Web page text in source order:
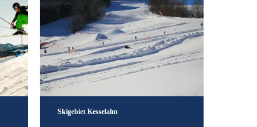
©
Skigebiet Kesselalm